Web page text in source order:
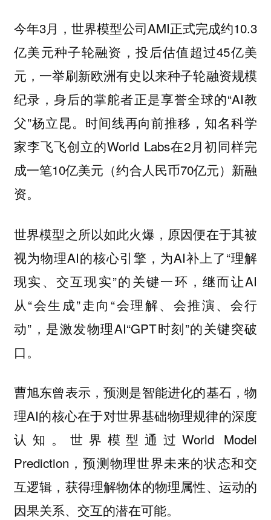
今年3月，世界模型公司AMI正式完成约10.3
亿美元种子轮融资，投后估值超过45亿美
元，一举刷新欧洲有史以来种子轮融资规模
纪录，身后的掌舵者正是享誉全球的“AI教
父”杨立昆。时间线再向前推移，知名科学
家李飞飞创立的World Labs在2月初同样完
成一笔10亿美元（约合人民币70亿元）新融
资。
世界模型之所以如此火爆，原因便在于其被
视为物理AI的核心引擎，为AI补上了“理解
现实、交互现实”的关键一环，继而让AI
从“会生成”走向“会理解、会推演、会行
动”，是激发物理AI“GPT时刻”的关键突破
口。
曹旭东曾表示，预测是智能进化的基石，物
理AI的核心在于对世界基础物理规律的深度
认知。世界模型通过World Model
Prediction，预测物理世界未来的状态和交
互逻辑，获得理解物体的物理属性、运动的
因果关系、交互的潜在可能。